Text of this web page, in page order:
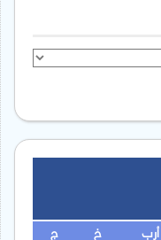
أرب خ ج